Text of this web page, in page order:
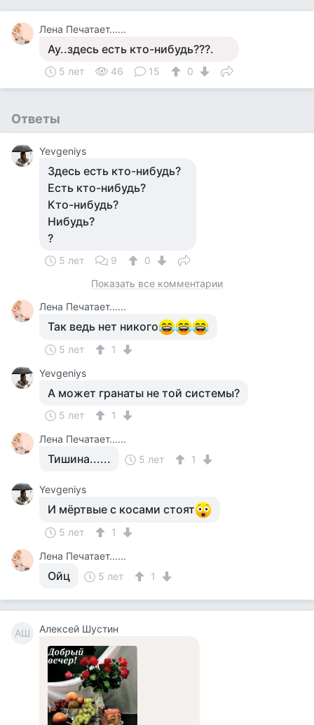
Лена Печатает......
Ау..здесь есть кто-нибудь???.
5 лет 46 15 0
Ответы
Yevgeniys
Здесь есть кто-нибудь?
Есть кто-нибудь?
Кто-нибудь?
Нибудь?
?
5 лет 9
0
Показать все комментарии
Лена Печатает......
Так ведь нет никого
5 лет
1
Yevgeniys
А может гранаты не той системы?
5 лет
1
Лена Печатает......
Тишина...... 5 лет 1
Yevgeniys
И мёртвые с косами стоят
5 лет
1
Лена Печатает......
Ойц 5 лет 1
АШ Алексей Шустин